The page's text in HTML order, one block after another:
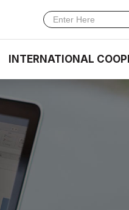
INTERNATIONAL